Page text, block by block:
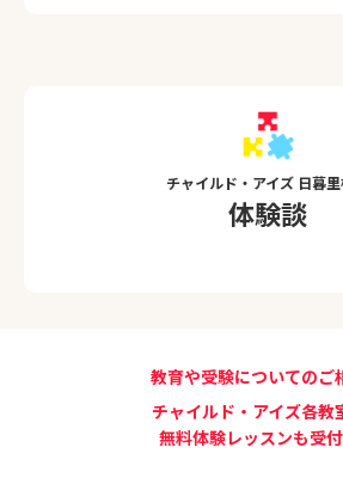
チャイルド・アイズ 日暮
体験談
教育や受験についてのご
チャイルド・アイズ各教
無料体験レッスンも受付